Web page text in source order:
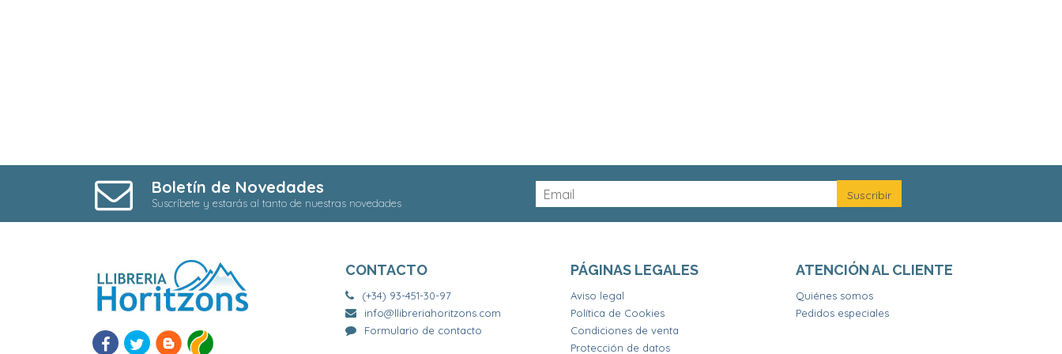
Boletín de Novedades
Suscríbete y estarás al tanto de nuestras novedades
CONTACTO
(+34) 93-451-30-97
info@llibreriahoritzons.com
Formulario de contacto
PÁGINAS LEGALES
Aviso legal
Política de Cookies
Condiciones de venta
Protección de datos
ATENCIÓN AL CLIENTE
Quiénes somos
Pedidos especiales